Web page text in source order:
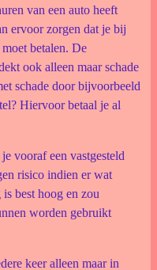
van een auto heeft
ervoor zorgen dat je bij
betalen. De
ook alleen maar schade
schade door bijvoorbeeld
Hiervoor betaal je al
vooraf een vastgesteld
risico indien er wat
best hoog en zou
worden gebruikt
keer alleen maar in